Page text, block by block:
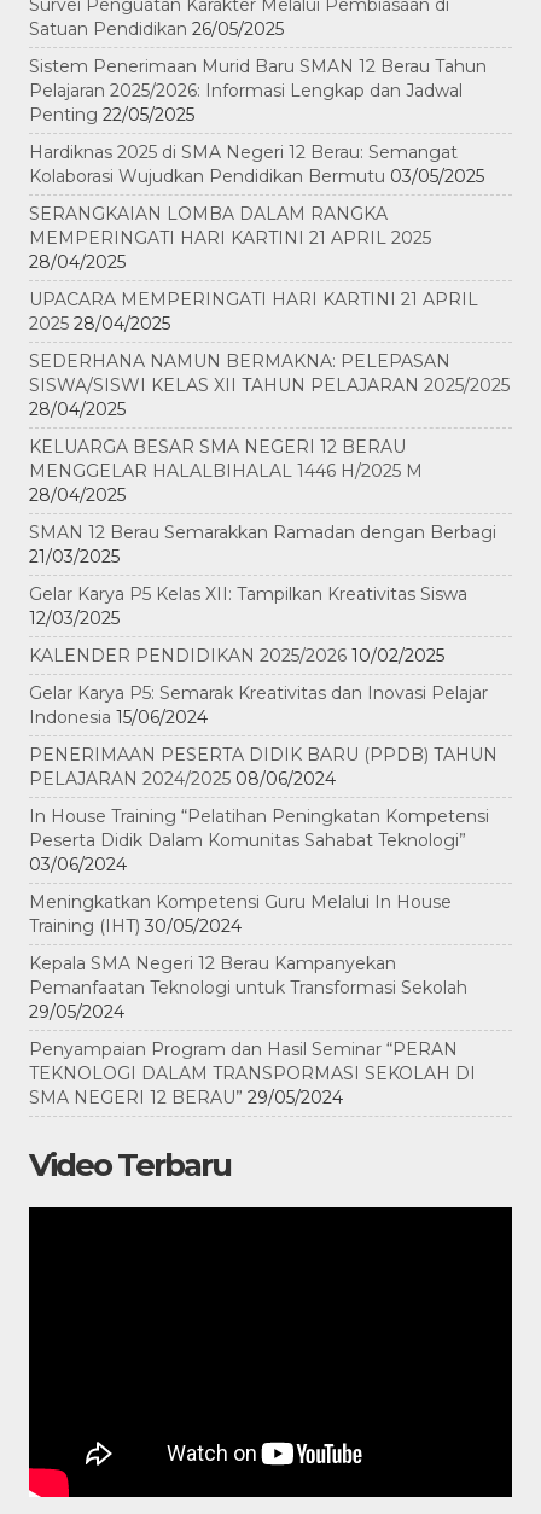
Survei Penguatan Karakter Melalui Pembiasaan di
Satuan Pendidikan 26/05/2025
Sistem Penerimaan Murid Baru SMAN 12 Berau Tahun
Pelajaran 2025/2026: Informasi Lengkap dan Jadwal
Penting 22/05/2025
Hardiknas 2025 di SMA Negeri 12 Berau: Semangat
Kolaborasi Wujudkan Pendidikan Bermutu 03/05/2025
SERANGKAIAN LOMBA DALAM RANGKA
MEMPERINGATI HARI KARTINI 21 APRIL 2025
28/04/2025
UPACARA MEMPERINGATI HARI KARTINI 21 APRIL
2025 28/04/2025
SEDERHANA NAMUN BERMAKNA: PELEPASAN
SISWA/SISWI KELAS XII TAHUN PELAJARAN 2025/2025
28/04/2025
KELUARGA BESAR SMA NEGERI 12 BERAU
MENGGELAR HALALBIHALAL 1446 H/2025 M
28/04/2025
SMAN 12 Berau Semarakkan Ramadan dengan Berbagi
21/03/2025
Gelar Karya P5 Kelas XII: Tampilkan Kreativitas Siswa
12/03/2025
KALENDER PENDIDIKAN 2025/2026 10/02/2025
Gelar Karya P5: Semarak Kreativitas dan Inovasi Pelajar
Indonesia 15/06/2024
PENERIMAAN PESERTA DIDIK BARU (PPDB) TAHUN
PELAJARAN 2024/2025 08/06/2024
In House Training “Pelatihan Peningkatan Kompetensi
Peserta Didik Dalam Komunitas Sahabat Teknologi”
03/06/2024
Meningkatkan Kompetensi Guru Melalui In House
Training (IHT) 30/05/2024
Kepala SMA Negeri 12 Berau Kampanyekan
Pemanfaatan Teknologi untuk Transformasi Sekolah
29/05/2024
Penyampaian Program dan Hasil Seminar “PERAN
TEKNOLOGI DALAM TRANSPORMASI SEKOLAH DI
SMA NEGERI 12 BERAU” 29/05/2024
Video Terbaru